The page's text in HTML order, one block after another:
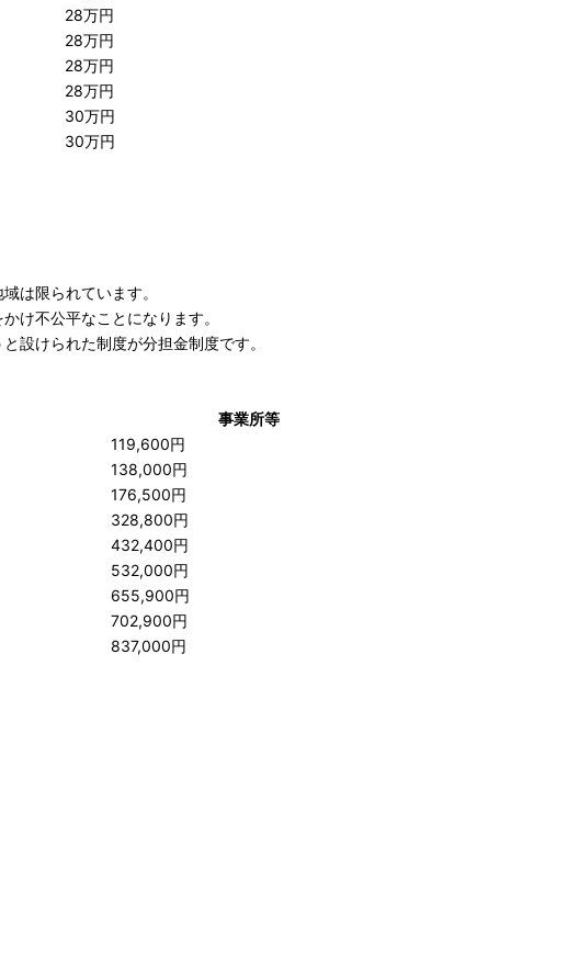
28万円
28万円
28万円
28万円
30万円
30万円
は限られています。
け不公平なことになります。
設けられた制度が分担金制度です。
事業所等
119,600円
138,000円
176,500円
328,800円
432,400円
532,000円
655,900円
702,900円
837,000円